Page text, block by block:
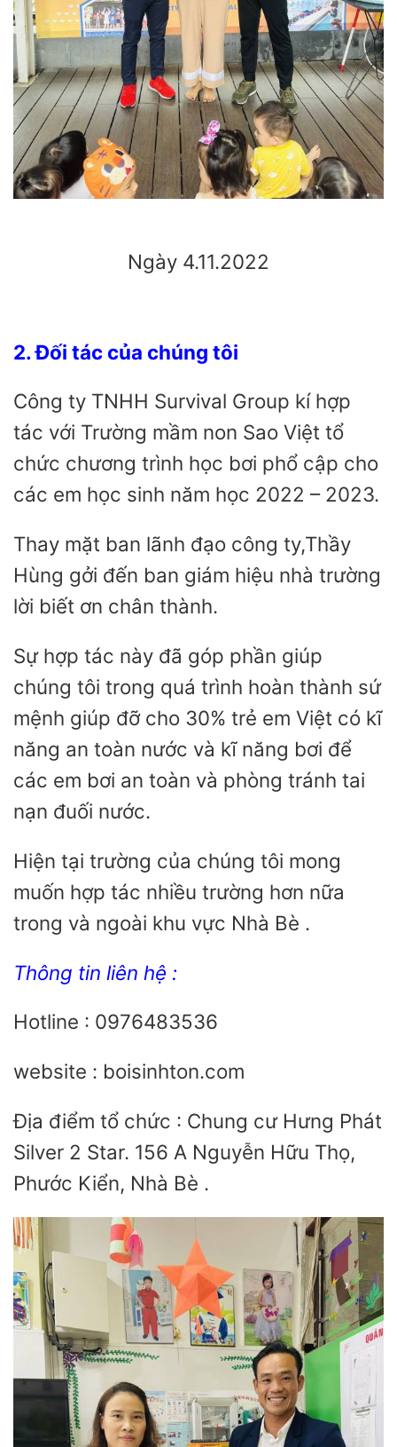
Ngày 4.11.2022
2. Đối tác của chúng tôi
Công ty TNHH Survival Group kí hợp
tác với Trường mầm non Sao Việt tổ
chức chương trình học bơi phổ cập cho
các em học sinh năm học 2022 – 2023.
Thay mặt ban lãnh đạo công ty,Thầy
Hùng gởi đến ban giám hiệu nhà trường
lời biết ơn chân thành.
Sự hợp tác này đã góp phần giúp
chúng tôi trong quá trình hoàn thành sứ
mệnh giúp đỡ cho 30% trẻ em Việt có kĩ
năng an toàn nước và kĩ năng bơi để
các em bơi an toàn và phòng tránh tai
nạn đuối nước.
Hiện tại trường của chúng tôi mong
muốn hợp tác nhiều trường hơn nữa
trong và ngoài khu vực Nhà Bè .
Thông tin liên hệ :
Hotline : 0976483536
website : boisinhton.com
Địa điểm tổ chức : Chung cư Hưng Phát
Silver 2 Star. 156 A Nguyễn Hữu Thọ,
Phước Kiển, Nhà Bè .